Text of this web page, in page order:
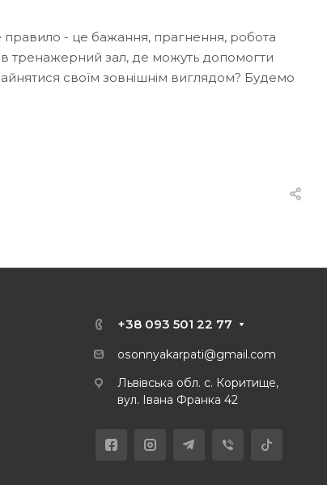
- це бажання, прагнення, робота
тренажерний зал, де можуть допомогти
своїм зовнішнім виглядом? Будемо
+38 093 501 22 77
osonnyakarpati@gmail.com
Львівська обл. с. Коритище,
вул. Івана Франка 42